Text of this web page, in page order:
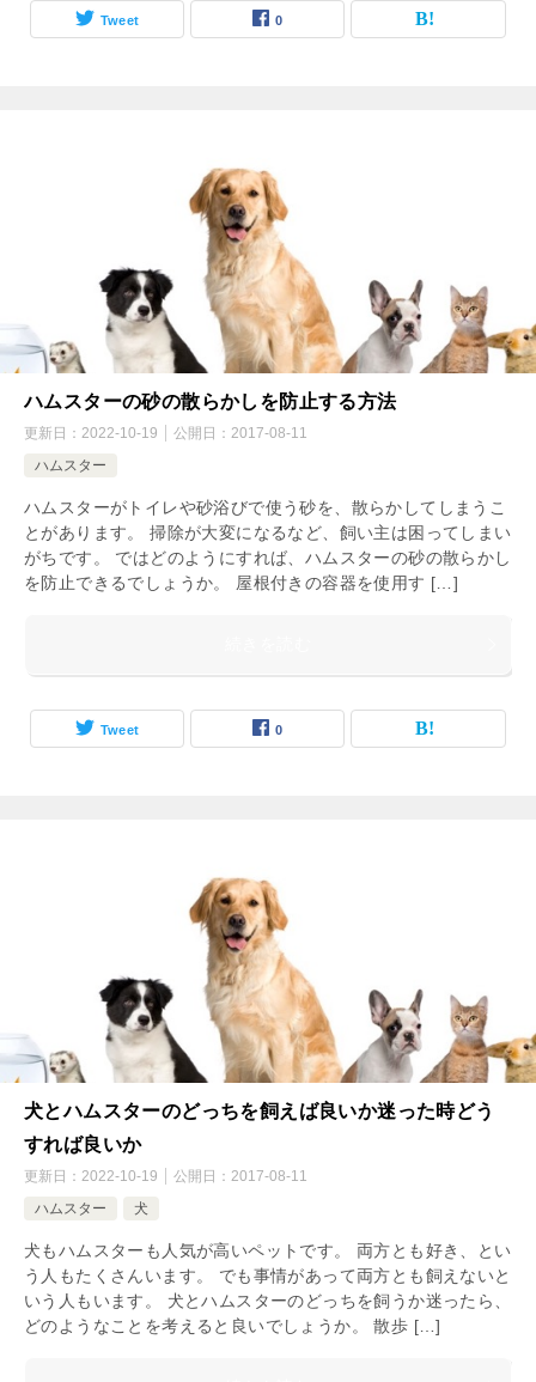
Tweet 0
ハムスターの砂の散らかしを防止する方法
更新日： 2022-10-19 公開日： 2017-08-11
ハムスター
ハムスターがトイレや砂浴びで使う砂を、散らかしてしまうこ
とがあります。 掃除が大変になるなど、飼い主は困ってしまい
がちです。 ではどのようにすれば、ハムスターの砂の散らかし
を防止できるでしょうか。 屋根付きの容器を使用す […]
Tweet 0
犬とハムスターのどっちを飼えば良いか迷った時どう
すれば良いか
更新日： 2022-10-19 公開日： 2017-08-11
ハムスター
犬
犬もハムスターも人気が高いペットです。 両方とも好き、とい
う人もたくさんいます。 でも事情があって両方とも飼えないと
いう人もいます。 犬とハムスターのどっちを飼うか迷ったら、
どのようなことを考えると良いでしょうか。 散歩 […]